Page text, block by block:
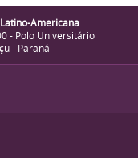
Americana
- Polo Universitário
- Paraná